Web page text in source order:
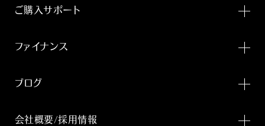
ご購入サポート
ファイナンス
ブログ
会社概要/採用情報